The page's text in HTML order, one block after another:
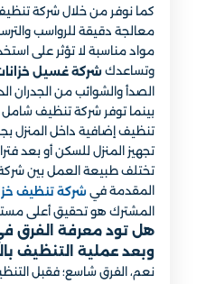
كما نوفر من خلال شركة
معالجة دقيقة للرواسب
مواد مناسبة لا تؤثر على
وتساعدكشركة غسيل
الصدأ والشوائب من الجدران
بينما توفر شركة تنظيف شامل
تنظيف إضافية داخل المنزل
تجهيز المنزل للسكن أو بعد
تختلف طبيعة العمل بين
المقدمة في شركة تنظيف
المشترك هو تحقيق أعلى
هل تود معرفة الفرق
وبعد عملية التنظيف
نعم، الفرق شاسع؛ فقبل